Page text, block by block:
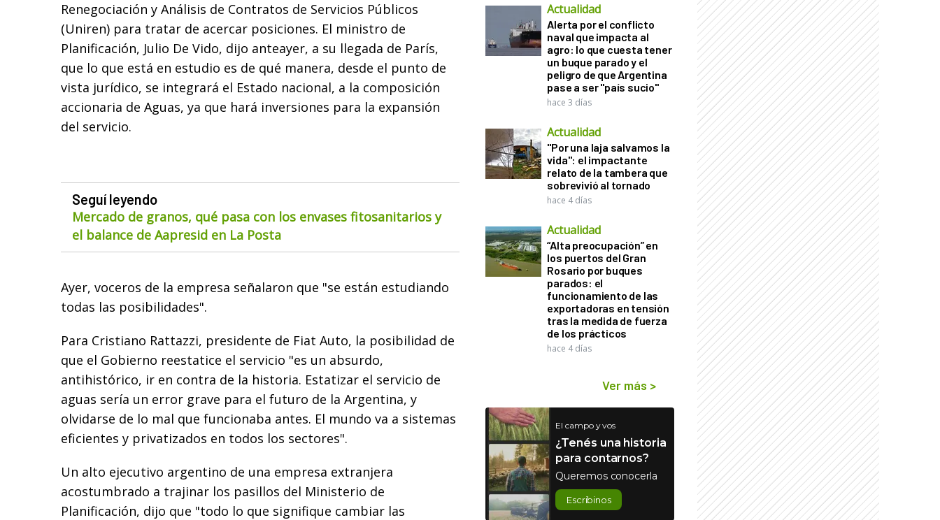
Renegociación y Análisis de Contratos de Servicios Públicos
(Uniren) para tratar de acercar posiciones. El ministro de
Planificación, Julio De Vido, dijo anteayer, a su llegada de París,
que lo que está en estudio es de qué manera, desde el punto de
vista jurídico, se integrará el Estado nacional, a la composición
accionaria de Aguas, ya que hará inversiones para la expansión
del servicio.
Seguí leyendo
Mercado de granos, qué pasa con los envases fitosanitarios y
el balance de Aapresid en La Posta
Ayer, voceros de la empresa señalaron que "se están estudiando
todas las posibilidades".
Para Cristiano Rattazzi, presidente de Fiat Auto, la posibilidad de
que el Gobierno reestatice el servicio "es un absurdo,
antihistórico, ir en contra de la historia. Estatizar el servicio de
aguas sería un error grave para el futuro de la Argentina, y
olvidarse de lo mal que funcionaba antes. El mundo va a sistemas
eficientes y privatizados en todos los sectores".
Un alto ejecutivo argentino de una empresa extranjera
acostumbrado a trajinar los pasillos del Ministerio de
Planificación, dijo que "todo lo que signifique cambiar las
Actualidad
Alerta por el conflicto
naval que impacta al
agro: lo que cuesta tener
un buque parado y el
peligro de que Argentina
pase a ser "país sucio"
hace 3 días
Actualidad
"Por una laja salvamos la
vida": el impactante
relato de la tambera que
sobrevivió al tornado
hace 4 días
Actualidad
“Alta preocupación” en
los puertos del Gran
Rosario por buques
parados: el
funcionamiento de las
exportadoras en tensión
tras la medida de fuerza
de los prácticos
hace 4 días
Ver más >
El campo y vos
¿Tenés una historia
para contarnos?
Queremos conocerla
Escribinos